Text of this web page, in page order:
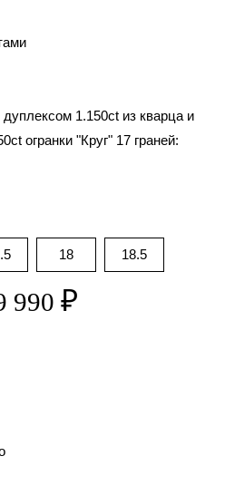
1.150ct из кварца и
огранки "Круг" 17 граней:
18 18.5